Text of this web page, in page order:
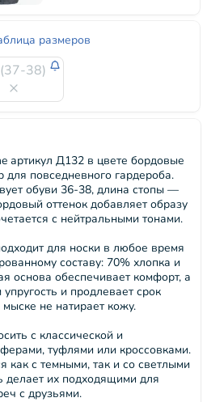
размеров
38)
артикул Д132 в цвете бордовые
для повседневного гардероба.
обуви 36-38, длина стопы —
оттенок добавляет образу
с нейтральными тонами.
для носки в любое время
составу: 70% хлопка и
основа обеспечивает комфорт, а
и продлевает срок
не натирает кожу.
с классической и
туфлями или кроссовками.
как с темными, так и со светлыми
делает их подходящими для
с друзьями.